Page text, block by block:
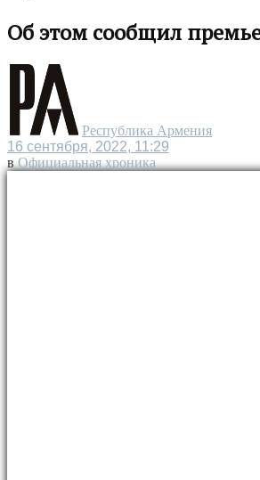
Об этом сообщил
Республика Армения
16 сентября, 2022, 11:29
в Официальная хроника